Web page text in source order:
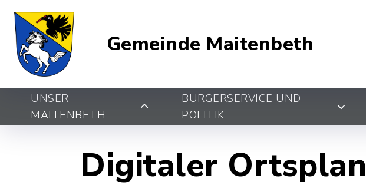
Gemeinde Maitenbeth
UNSER
MAITENBETH
BÜRGERSERVICE UND
POLITIK
Digitaler Ortsplan